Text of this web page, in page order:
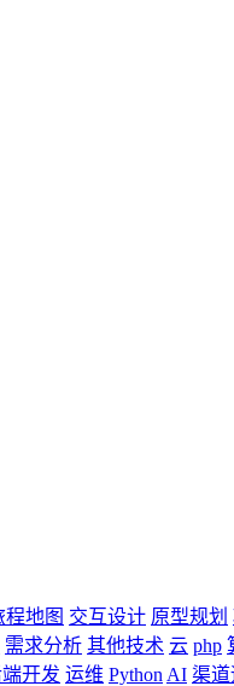
程地图 交互设计 原型规划
需求分析 其他技术 云 php
开发 运维 Python AI 渠道